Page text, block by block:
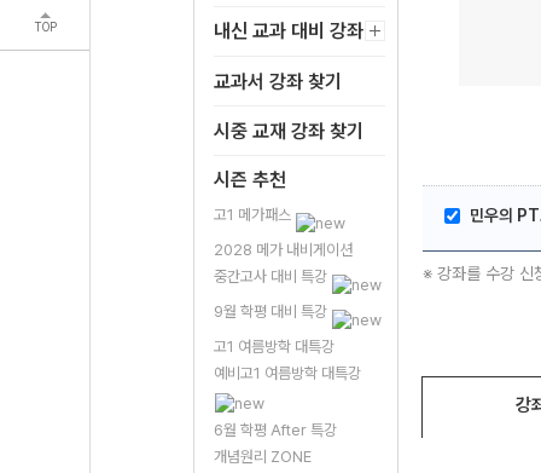
TOP 내신 교과 대비 강좌
교과서 강좌 찾기
시중 교재 강좌 찾기
시즌 추천
고1 메가패스
2028 메가 내비게이션
중간고사 대비 특강
9월 학평 대비 특강
고1 여름방학 대특강
예비고1 여름방학 대특강
6월 학평 After 특강
개념원리 ZONE
민우의
※ 강좌를 수강 신
강